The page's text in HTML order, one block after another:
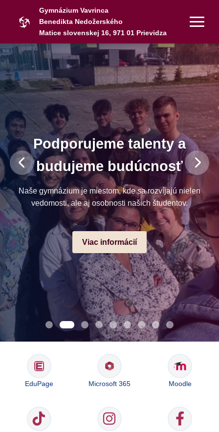
Gymnázium Vavrinca
Benedikta Nedožerského
Matice slovenskej 16, 971 01 Prievidza
Podporujeme talenty a
budujeme budúcnosť
Naše gymnázium je miestom, kde sa rozvíjajú nielen
vedomosti, ale aj osobnosti našich študentov.
Viac informácií
EduPage Microsoft 365 Moodle